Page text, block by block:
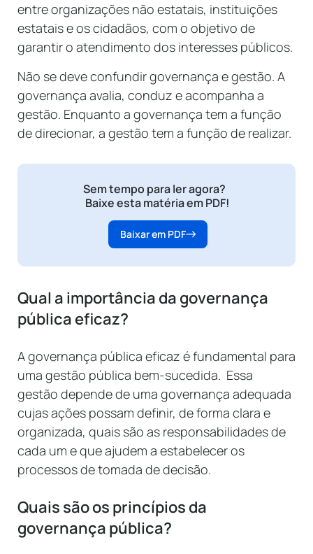
entre organizações não estatais, instituições
estatais e os cidadãos, com o objetivo de
garantir o atendimento dos interesses públicos.
Não se deve confundir governança e gestão. A
governança avalia, conduz e acompanha a
gestão. Enquanto a governança tem a função
de direcionar, a gestão tem a função de realizar.
Sem tempo para ler agora?
Baixe esta matéria em PDF!
Baixar em PDF
Qual a importância da governança
pública eficaz?
A governança pública eficaz é fundamental para
uma gestão pública bem-sucedida. Essa
gestão depende de uma governança adequada
cujas ações possam definir, de forma clara e
organizada, quais são as responsabilidades de
cada um e que ajudem a estabelecer os
processos de tomada de decisão.
Quais são os princípios da
governança pública?